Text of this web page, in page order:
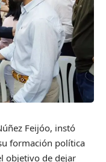
Feijóo, instó
formación política
objetivo de dejar